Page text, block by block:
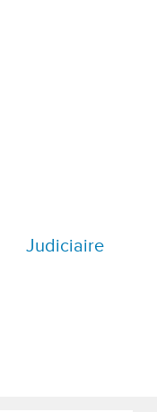
Judiciaire